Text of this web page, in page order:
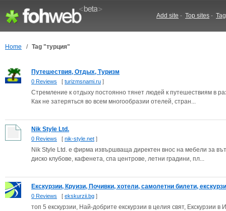
Add site - Top sites -
Home / Tag "турция"
Путешествия, Отдых, Туризм
0 Reviews [ turizmsnami.ru ]
Стремление к отдыху постоянно тянет людей к путешествиям в
Как не затеряться во всем многообразии отелей, стран...
Nik Style Ltd.
0 Reviews [ nik-style.net ]
Nik Style Ltd. е фирма извършваща директен внос на мебели за
диско клубове, кафенета, спа центрове, летни градини, пл...
Екскурзии, Круизи, Почивки, хотели, самолетни билети,
0 Reviews [ ekskurzii.bg ]
топ 5 екскурзии, Най-добрите екскурзии в целия свят,